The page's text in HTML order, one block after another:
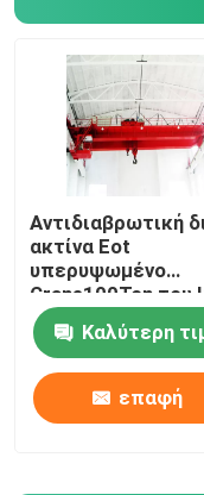
ημι γερανός
Νέος κινεζικός
Αντιδιαβρωτική
ακτίνα Eot
υπερυψωμένο
Crane100Ton του
τύπος 30 τόνου QD
Καλύτερη
επαφή